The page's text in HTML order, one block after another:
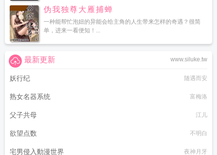
伪我独尊大雁捕蝉
一种能帮忙泡妞的异能会给主角的人生带来怎样的奇遇？很简
单，进来一看便知！...
www.siluke.tw
最新更新
妖行纪 随遇而安
熟女名器系统 富梅洛
父子共母 江儿
欲望点数 不明白
宅男侵入動漫世界 夜神月牙